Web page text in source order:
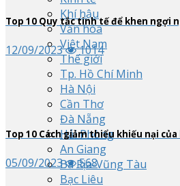
Khí hậu
Văn hóa
Việt Nam
Thế giới
Tp. Hồ Chí Minh
Hà Nội
Cần Thơ
Đà Nẵng
Hải Phòng
An Giang
Bà Rịa-Vũng Tàu
Bạc Liêu
Top 10 Quy tắc tinh tế để khen ngợi
12/09/2023 1014
Top 10 Cách giảm thiểu khiếu nại của
05/09/2023 568